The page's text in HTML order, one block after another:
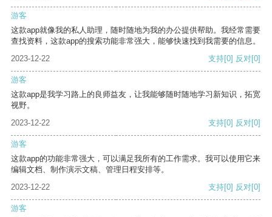
游客
这款app就像我的私人助理，随时随地为我的办公提供帮助。我经常需要
查找资料，这款app的搜索功能非常强大，能够快速找到我需要的信息。
2023-12-22
支持[0] 反对[0]
游客
这款app是我学习路上的良师益友，让我能够随时随地学习新知识，拓宽
视野。
2023-12-22
支持[0] 反对[0]
游客
这款app的功能非常强大，可以满足我所有的工作需求。我可以使用它来
编辑文档、制作演示文稿、管理日程安排等。
2023-12-22
支持[0] 反对[0]
游客